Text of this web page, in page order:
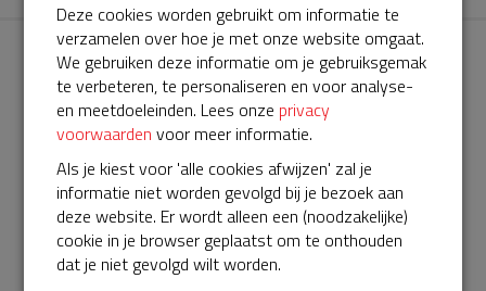
AED360-ProCardio
ServiceBuurtAED wordt aangeboden door de Hartstichting en
AED360-ProCardio. Net als bij BuurtAED is AED360-ProCardio
de leverancier van het servicepakket en ontzorgen zij jou de
Deze cookies worden gebruikt om informatie te
verzamelen over hoe je met onze website omgaat.
We gebruiken deze informatie om je gebruiksgemak
te verbeteren, te personaliseren en voor analyse-
en meetdoeleinden. Lees onze privacy
voorwaarden voor meer informatie.
Als je kiest voor 'alle cookies afwijzen' zal je
informatie niet worden gevolgd bij je bezoek aan
deze website. Er wordt alleen een (noodzakelijke)
cookie in je browser geplaatst om te onthouden
dat je niet gevolgd wilt worden.